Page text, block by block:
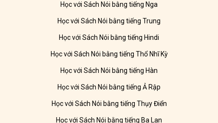
Học với Sách Nói bằng tiếng Nga
Học với Sách Nói bằng tiếng Trung
Học với Sách Nói bằng tiếng Hindi
Học với Sách Nói bằng tiếng Thổ Nhĩ Kỳ
Học với Sách Nói bằng tiếng Hàn
Học với Sách Nói bằng tiếng Ả Rập
Học với Sách Nói bằng tiếng Thụy Điển
Học với Sách Nói bằng tiếng Ba Lan